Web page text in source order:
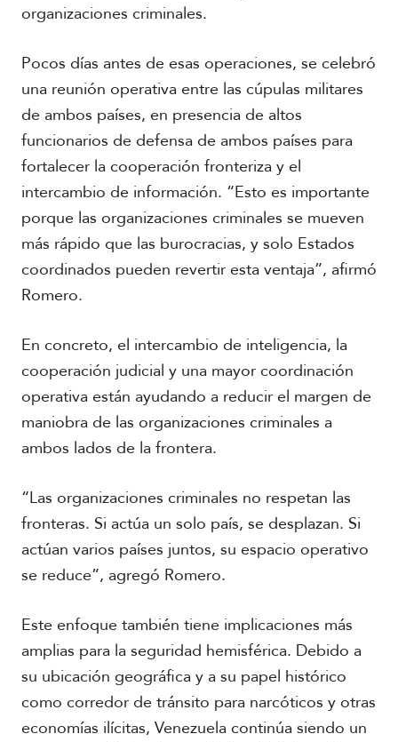
organizaciones criminales.
Pocos días antes de esas operaciones, se celebró
una reunión operativa entre las cúpulas militares
de ambos países, en presencia de altos
funcionarios de defensa de ambos países para
fortalecer la cooperación fronteriza y el
intercambio de información. “Esto es importante
porque las organizaciones criminales se mueven
más rápido que las burocracias, y solo Estados
coordinados pueden revertir esta ventaja”, afirmó
Romero.
En concreto, el intercambio de inteligencia, la
cooperación judicial y una mayor coordinación
operativa están ayudando a reducir el margen de
maniobra de las organizaciones criminales a
ambos lados de la frontera.
“Las organizaciones criminales no respetan las
fronteras. Si actúa un solo país, se desplazan. Si
actúan varios países juntos, su espacio operativo
se reduce”, agregó Romero.
Este enfoque también tiene implicaciones más
amplias para la seguridad hemisférica. Debido a
su ubicación geográfica y a su papel histórico
como corredor de tránsito para narcóticos y otras
economías ilícitas, Venezuela continúa siendo un